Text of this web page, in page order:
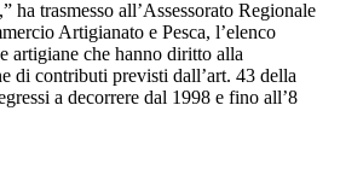
ha trasmesso all’Assessorato Regionale
Artigianato e Pesca, l’elenco
artigiane che hanno diritto alla
di contributi previsti dall’art. 43 della
a decorrere dal 1998 e fino all’8